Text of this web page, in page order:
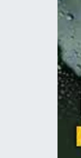
MERKEZ
RESMİ